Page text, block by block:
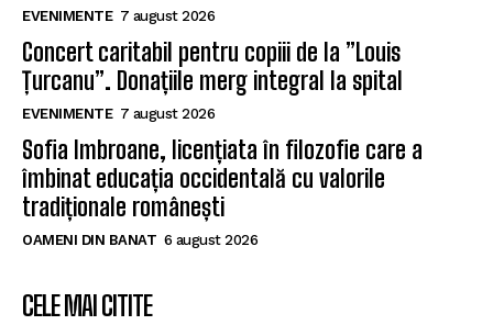
EVENIMENTE 7 august 2026
Concert caritabil pentru copiii de la ”Louis
Țurcanu”. Donațiile merg integral la spital
EVENIMENTE 7 august 2026
Sofia Imbroane, licențiata în filozofie care a
îmbinat educația occidentală cu valorile
tradiționale românești
OAMENI DIN BANAT 6 august 2026
CELE MAI CITITE